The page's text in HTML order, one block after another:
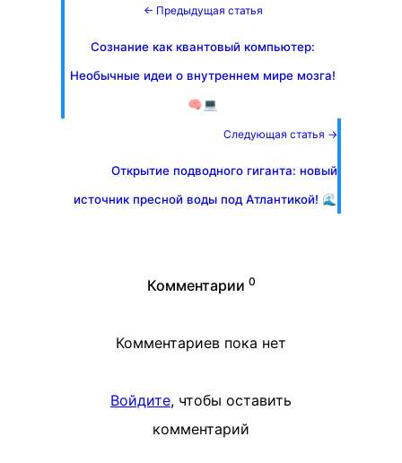
← Предыдущая статья
Сознание как квантовый компьютер:
Необычные идеи о внутреннем мире мозга!
🧠💻
Следующая статья →
Открытие подводного гиганта: новый
источник пресной воды под Атлантикой! 🌊
Комментарии 0
Комментариев пока нет
Войдите, чтобы оставить
комментарий